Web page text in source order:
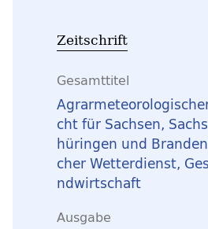
Zeitschrift
Gesamttitel
cht für Sachsen,
hüringen und
cher Wetterdienst,
ndwirtschaft
Ausgabe